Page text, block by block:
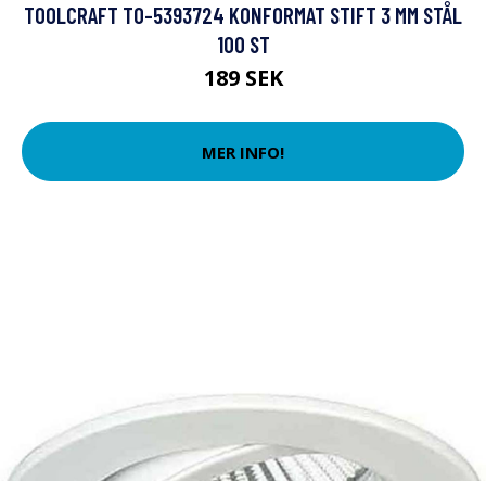
TOOLCRAFT TO-5393724 KONFORMAT STIFT 3 MM STÅL
100 ST
189 SEK
MER INFO!